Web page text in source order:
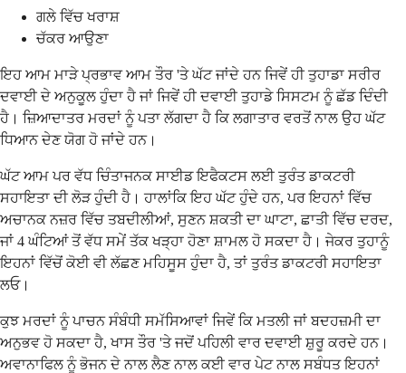
ਗਲੇ ਵਿੱਚ ਖਰਾਸ਼
ਚੱਕਰ ਆਉਣਾ
ਇਹ ਆਮ ਮਾੜੇ ਪ੍ਰਭਾਵ ਆਮ ਤੌਰ 'ਤੇ ਘੱਟ ਜਾਂਦੇ ਹਨ ਜਿਵੇਂ ਹੀ ਤੁਹਾਡਾ ਸਰੀਰ
ਦਵਾਈ ਦੇ ਅਨੁਕੂਲ ਹੁੰਦਾ ਹੈ ਜਾਂ ਜਿਵੇਂ ਹੀ ਦਵਾਈ ਤੁਹਾਡੇ ਸਿਸਟਮ ਨੂੰ ਛੱਡ ਦਿੰਦੀ
ਹੈ। ਜ਼ਿਆਦਾਤਰ ਮਰਦਾਂ ਨੂੰ ਪਤਾ ਲੱਗਦਾ ਹੈ ਕਿ ਲਗਾਤਾਰ ਵਰਤੋਂ ਨਾਲ ਉਹ ਘੱਟ
ਧਿਆਨ ਦੇਣ ਯੋਗ ਹੋ ਜਾਂਦੇ ਹਨ।
ਘੱਟ ਆਮ ਪਰ ਵੱਧ ਚਿੰਤਾਜਨਕ ਸਾਈਡ ਇਫੈਕਟਸ ਲਈ ਤੁਰੰਤ ਡਾਕਟਰੀ
ਸਹਾਇਤਾ ਦੀ ਲੋੜ ਹੁੰਦੀ ਹੈ। ਹਾਲਾਂਕਿ ਇਹ ਘੱਟ ਹੁੰਦੇ ਹਨ, ਪਰ ਇਹਨਾਂ ਵਿੱਚ
ਅਚਾਨਕ ਨਜ਼ਰ ਵਿੱਚ ਤਬਦੀਲੀਆਂ, ਸੁਣਨ ਸ਼ਕਤੀ ਦਾ ਘਾਟਾ, ਛਾਤੀ ਵਿੱਚ ਦਰਦ,
ਜਾਂ 4 ਘੰਟਿਆਂ ਤੋਂ ਵੱਧ ਸਮੇਂ ਤੱਕ ਖੜ੍ਹਾ ਹੋਣਾ ਸ਼ਾਮਲ ਹੋ ਸਕਦਾ ਹੈ। ਜੇਕਰ ਤੁਹਾਨੂੰ
ਇਹਨਾਂ ਵਿੱਚੋਂ ਕੋਈ ਵੀ ਲੱਛਣ ਮਹਿਸੂਸ ਹੁੰਦਾ ਹੈ, ਤਾਂ ਤੁਰੰਤ ਡਾਕਟਰੀ ਸਹਾਇਤਾ
ਲਓ।
ਕੁਝ ਮਰਦਾਂ ਨੂੰ ਪਾਚਨ ਸੰਬੰਧੀ ਸਮੱਸਿਆਵਾਂ ਜਿਵੇਂ ਕਿ ਮਤਲੀ ਜਾਂ ਬਦਹਜ਼ਮੀ ਦਾ
ਅਨੁਭਵ ਹੋ ਸਕਦਾ ਹੈ, ਖਾਸ ਤੌਰ 'ਤੇ ਜਦੋਂ ਪਹਿਲੀ ਵਾਰ ਦਵਾਈ ਸ਼ੁਰੂ ਕਰਦੇ ਹਨ।
ਅਵਾਨਾਫਿਲ ਨੂੰ ਭੋਜਨ ਦੇ ਨਾਲ ਲੈਣ ਨਾਲ ਕਈ ਵਾਰ ਪੇਟ ਨਾਲ ਸਬੰਧਤ ਇਹਨਾਂ